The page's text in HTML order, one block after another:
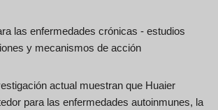
las enfermedades crónicas - estudios
y mecanismos de acción
actual muestran que Huaier
para las enfermedades autoinmunes, la